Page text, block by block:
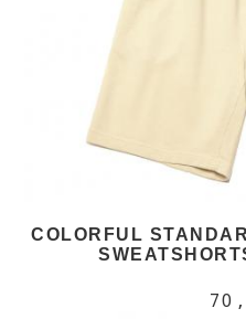
COLORFUL